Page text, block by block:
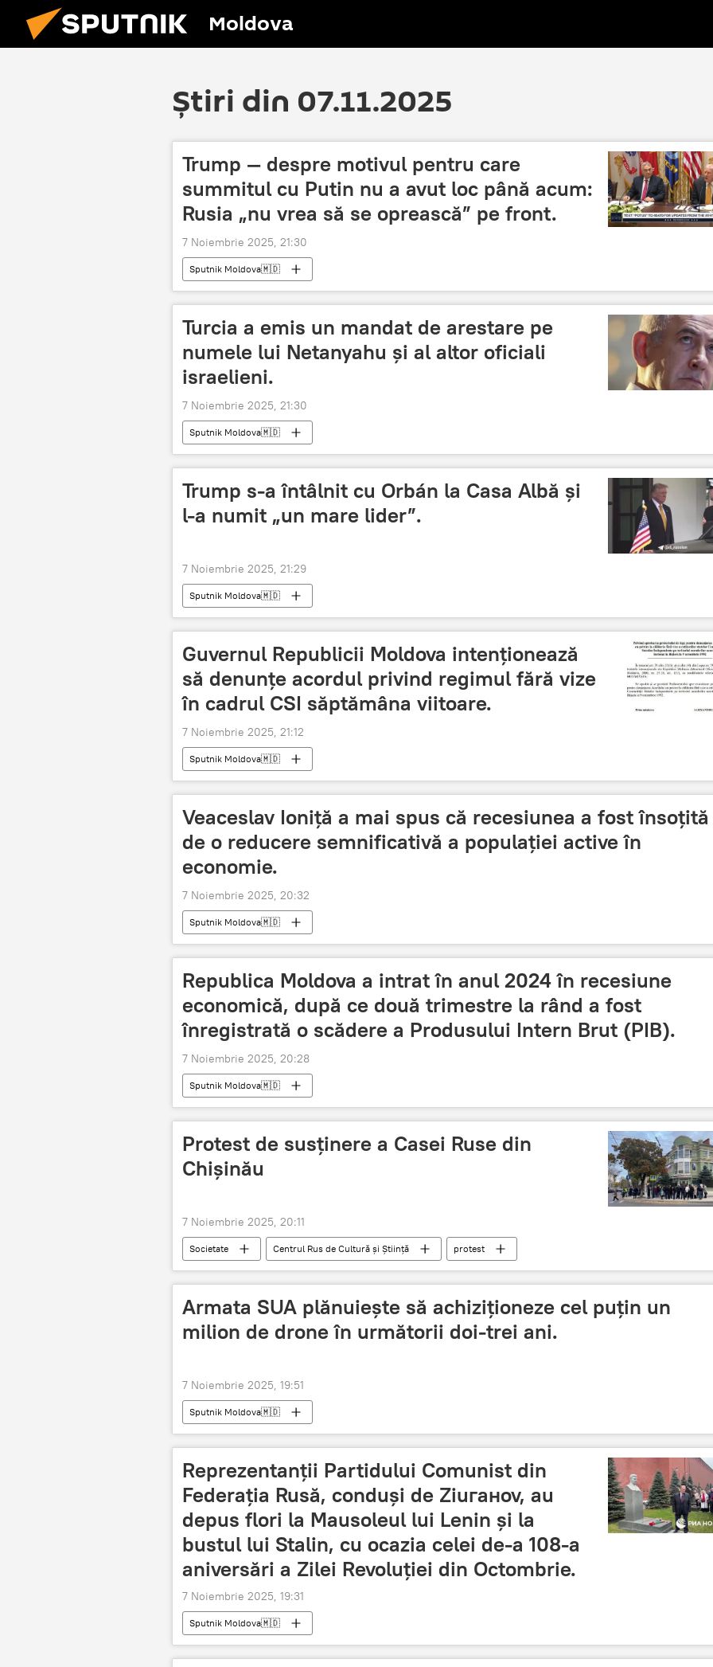
Moldova
Știri din 07.11.2025
Trump — despre motivul pentru care
summitul cu Putin nu a avut loc până acum:
Rusia „nu vrea să se oprească” pe front.
7 Noiembrie 2025, 21:30
Sputnik Moldova🇲🇩
Turcia a emis un mandat de arestare pe
numele lui Netanyahu și al altor oficiali
israelieni.
7 Noiembrie 2025, 21:30
Sputnik Moldova🇲🇩
Trump s-a întâlnit cu Orbán la Casa Albă și
l-a numit „un mare lider”.
7 Noiembrie 2025, 21:29
Sputnik Moldova🇲🇩
Guvernul Republicii Moldova intenționează
să denunțe acordul privind regimul fără vize
în cadrul CSI săptămâna viitoare.
7 Noiembrie 2025, 21:12
Sputnik Moldova🇲🇩
Veaceslav Ioniță a mai spus că recesiunea a fost
de o reducere semnificativă a populației active în
economie.
7 Noiembrie 2025, 20:32
Sputnik Moldova🇲🇩
Republica Moldova a intrat în anul 2024 în recesiune
economică, după ce două trimestre la rând a fost
înregistrată o scădere a Produsului Intern Brut (PIB).
7 Noiembrie 2025, 20:28
Sputnik Moldova🇲🇩
Protest de susținere a Casei Ruse din
Chișinău
7 Noiembrie 2025, 20:11
Societate Centrul Rus de Cultură și Știință protest
Armata SUA plănuiește să achiziționeze cel puțin un
milion de drone în următorii doi-trei ani.
7 Noiembrie 2025, 19:51
Sputnik Moldova🇲🇩
Reprezentanții Partidului Comunist din
Federația Rusă, conduși de Ziuганov, au
depus flori la Mausoleul lui Lenin și la
bustul lui Stalin, cu ocazia celei de-a 108-a
aniversări a Zilei Revoluției din Octombrie.
7 Noiembrie 2025, 19:31
Sputnik Moldova🇲🇩